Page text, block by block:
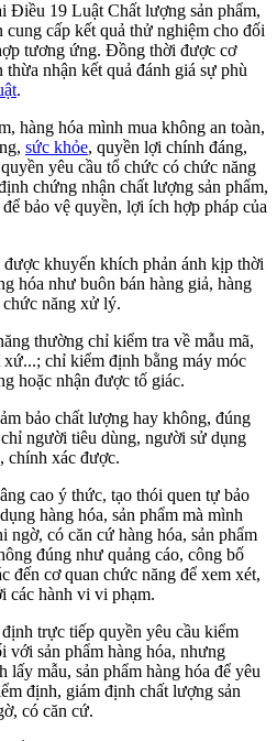
Điều 19 Luật Chất lượng sản phẩm,
cấp kết quả thử nghiệm cho đối
tương ứng. Đồng thời được cơ
nhận kết quả đánh giá sự phù
.
hàng hóa mình mua không an toàn,
sức khỏe, quyền lợi chính đáng,
yêu cầu tổ chức có chức năng
chứng nhận chất lượng sản phẩm,
bảo vệ quyền, lợi ích hợp pháp của
khuyến khích phản ánh kịp thời
hóa như buôn bán hàng giả, hàng
năng xử lý.
thường chỉ kiểm tra về mẫu mã,
chỉ kiểm định bằng máy móc
hoặc nhận được tố giác.
bảo chất lượng hay không, đúng
người tiêu dùng, người sử dụng
chính xác được.
cao ý thức, tạo thói quen tự bảo
hàng hóa, sản phẩm mà mình
có căn cứ hàng hóa, sản phẩm
đúng như quảng cáo, công bố
đến cơ quan chức năng để xem xét,
các hành vi vi phạm.
trực tiếp quyền yêu cầu kiểm
với sản phẩm hàng hóa, nhưng
mẫu, sản phẩm hàng hóa để yêu
định, giám định chất lượng sản
có căn cứ.